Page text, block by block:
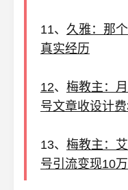
11、 久雅：那
真实经历
12、 梅教主：
号文章收设计
13、 梅教主：
号引流变现10万